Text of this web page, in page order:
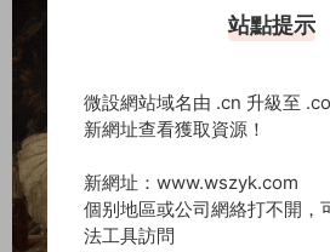
站點提示
微設網站域名由 .cn 升級至
新網址查看獲取資源！
新網址：www.wszyk.com
個别地區或公司網絡打不開，
法工具訪問